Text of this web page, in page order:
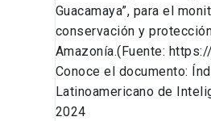
Guacamaya”, para el
conservación y
Amazonía.(Fuente:
Conoce el documento:
Latinoamericano de
2024